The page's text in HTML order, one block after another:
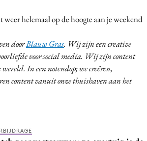
helemaal op de hoogte aan je weekend
doorBlauw Gras. Wij zijn een creative
voor social media. Wij zijn content
In een notendop; we creëren,
content vanuit onze thuishaven aan het